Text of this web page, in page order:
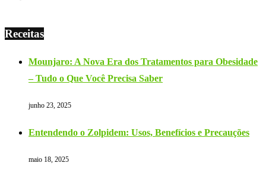
Receitas
Mounjaro: A Nova Era dos Tratamentos para Obesidade
– Tudo o Que Você Precisa Saber
junho 23, 2025
Entendendo o Zolpidem: Usos, Benefícios e Precauções
maio 18, 2025